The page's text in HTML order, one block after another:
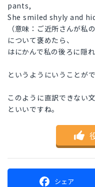
pants,
She smiled shyly and
（意味：ご近所さんが私
について褒めたら、
はにかんで私の後ろに隠
というようにいうことがで
このように直訳できない
といいですね。
シェア